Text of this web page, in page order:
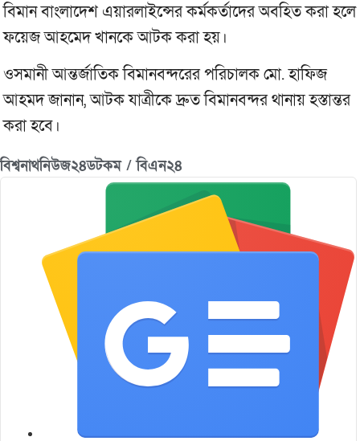
বিমান বাংলাদেশ এয়ারলাইন্সের কর্মকর্তাদের অবহিত করা হলে
ফয়েজ আহমেদ খানকে আটক করা হয়।
ওসমানী আন্তর্জাতিক বিমানবন্দরের পরিচালক মো. হাফিজ
আহমদ জানান, আটক যাত্রীকে দ্রুত বিমানবন্দর থানায় হস্তান্তর
করা হবে।
বিশ্বনাথনিউজ২৪ডটকম / বিএন২৪